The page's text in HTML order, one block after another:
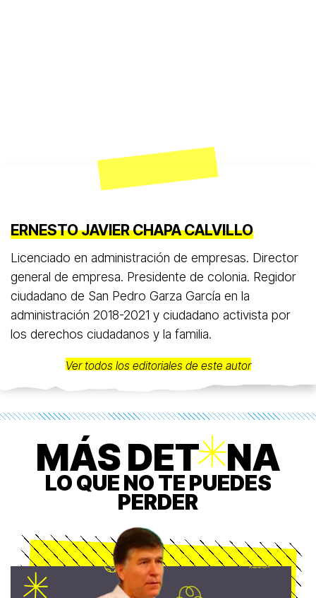
ERNESTO JAVIER CHAPA CALVILLO
Licenciado en administración de empresas. Director
general de empresa. Presidente de colonia. Regidor
ciudadano de San Pedro Garza García en la
administración 2018-2021 y ciudadano activista por
los derechos ciudadanos y la familia.
Ver todos los editoriales de este autor
MÁS DETONA
LO QUE NO TE PUEDES
PERDER